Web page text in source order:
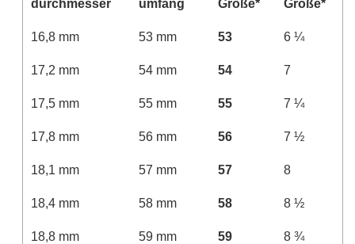
durchmesser umfang Größe* Größe*
16,8 mm 53 mm 53 6 ¼
17,2 mm 54 mm 54 7
17,5 mm 55 mm 55 7 ¼
17,8 mm 56 mm 56 7 ½
18,1 mm 57 mm 57 8
18,4 mm 58 mm 58 8 ½
18,8 mm 59 mm 59 8 ¾